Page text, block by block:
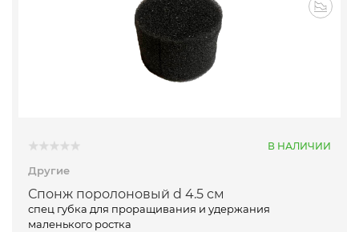
В НАЛИЧИИ
Другие
Спонж поролоновый d 4.5 см
спец губка для проращивания и удержания
маленького ростка